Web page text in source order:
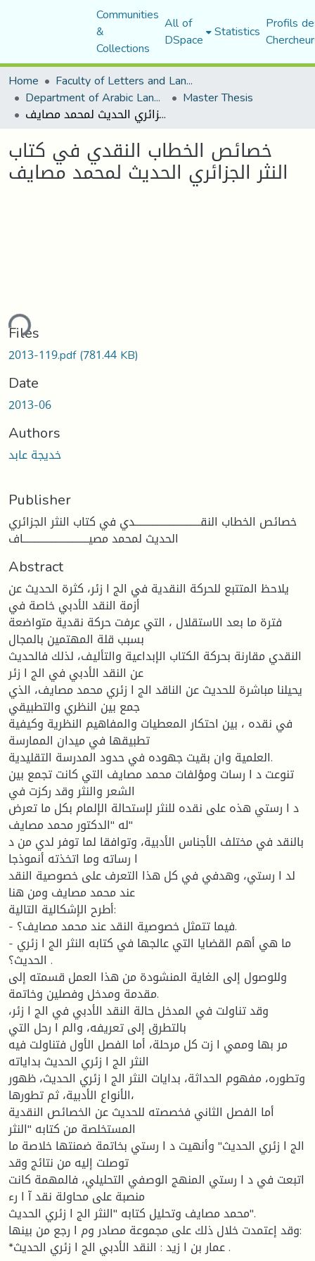
Communities
&
Collections
All of
DSpace Statistics Profils
Home
Faculty of Letters and Languages
Department of Arabic Language and Literature Master Thesis
خصائص الخطاب النقدي في كتاب النثر الجزائري الحديث لمحمد مصايف
خصائص الخطاب النقدي في كتاب
النثر الجزائري الحديث لمحمد مصايف
Files
2013-119.pdf(781.44 KB)
Date
2013-06
Authors
خديجة عابد
Publisher
خصائص الخطاب النقـــــــــــــــــــــــــــــــدي في كتاب النثر الجزائري
الحديث لمحمد مصيـــــــــــــــــــــــــــــــاف
Abstract
يلاحظ المتتبع للحركة النقدية في الج ا زئر، كثرة الحديث عن
أزمة النقد الأدبي خاصة في
فترة ما بعد الاستقلال ، التي عرفت حركة نقدية متواضعة
بسبب قلة المهتمين بالمجال
النقدي مقارنة بحركة الكتاب الإبداعية والتأليف، لذلك فالحديث
عن النقد الأدبي في الج ا زئر
يحيلنا مباشرة للحديث عن الناقد الج ا زئري محمد مصايف، الذي
جمع بين النظري والتطبيقي
في نقده ، بين احتكار المعطيات والمفاهيم النظرية وكيفية
تطبيقها في ميدان الممارسة
العلمية وان بقيت جهوده في حدود المدرسة التقليدية.
تنوعت د ا رسات ومؤلفات محمد مصايف التي كانت تجمع بين
الشعر والنثر وقد ركزت في
د ا رستي هذه على نقده للنثر لإستحالة الإلمام بكل ما تعرض
له "الدكتور محمد مصايف"
بالنقد في مختلف الأجناس الأدبية، وتوافقا لما توفر لدي من د
ا رساته وما اتخذته أنموذجا
لد ا رستي، وهدفي في كل هذا التعرف على خصوصية النقد
عند محمد مصايف ومن هنا
أطرح الإشكالية التالية:
- فيما تتمثل خصوصية النقد عند محمد مصايف؟.
- ما هي أهم القضايا التي عالجها في كتابه النثر الج ا زئري
الحديث؟ .
وللوصول إلى الغاية المنشودة من هذا العمل قسمته إلى
مقدمة ومدخل وفصلين وخاتمة.
وقد تناولت في المدخل حالة النقد الأدبي في الج ا زئر،
بالتطرق إلى تعريفه، والم ا رحل التي
مر بها وممي ا زت كل مرحلة، أما الفصل الأول فتناولت فيه
النثر الج ا زئري الحديث بداياته
وتطوره، مفهوم الحداثة، بدايات النثر الج ا زئري الحديث، ظهور
الأنواع الأدبية، ثم تطورها،
أما الفصل الثاني فخصصته للحديث عن الخصائص النقدية
المستخلصة من كتابه "النثر
الج ا زئري الحديث" وأنهيت د ا رستي بخاتمة ضمنتها خلاصة ما
توصلت إليه من نتائج وقد
اتبعت في د ا رستي المنهج الوصفي التحليلي، فالمهمة كانت
منصبة على محاولة نقد آ ا رء
محمد مصايف وتحليل كتابه "النثر الج ا زئري الحديث".
وقد إعتمدت خلال ذلك على مجموعة مصادر وم ا رجع من بينها:
*عمار بن ا زيد : النقد الأدبي الج ا زئري الحديث .